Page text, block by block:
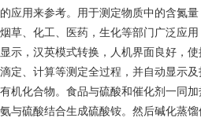
的应用来参考。用于测定物质中的含氮
烟草、化工、医药，生化等部门广泛应
显示，汉英模式转换，人机界面良好，
滴定、计算等测定全过程，并自动显示
有机化合物。食品与硫酸和催化剂一同
氨与硫酸结合生成硫酸铵。然后碱化蒸